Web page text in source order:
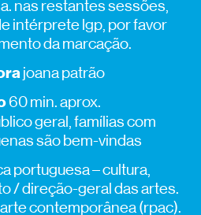
nas restantes sessões,
intérprete lgp, por favor
da marcação.
joana patrão
60 min. aprox.
geral, famílias com
são bem-vindas
portuguesa – cultura,
/ direção-geral das artes.
contemporânea (rpac).